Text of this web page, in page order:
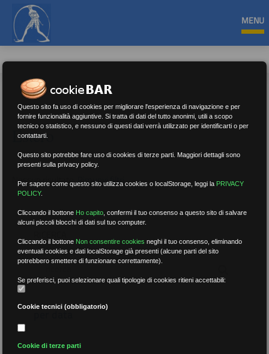
MENU
Estero
Nessun risultato.Rimuovi filtri
per data
Questo sito fa uso di cookies per migliorare l'esperienza di navigazione e per
fornire funzionalità aggiuntive. Si tratta di dati del tutto anonimi, utili a scopo
tecnico o statistico, e nessuno di questi dati verrà utilizzato per identificarti o per
contattarti.
Questo sito potrebbe fare uso di cookies di terze parti. Maggiori dettagli sono
presenti sulla privacy policy.
Per sapere come questo sito utilizza cookies o localStorage, leggi la PRIVACY
POLICY.
Cliccando il bottone Ho capito ,confermi il tuo consenso a questo sito di salvare
alcuni piccoli blocchi di dati sul tuo computer.
Cliccando il bottone Non consentire cookies neghi il tuo consenso, eliminando
eventuali cookies e dati localStorage già presenti (alcune parti del sito
potrebbero smettere di funzionare correttamente).
Se preferisci, puoi selezionare quali tipologie di cookies ritieni accettabili:
Cookie tecnici (obbligatorio)
Cookie di terze parti